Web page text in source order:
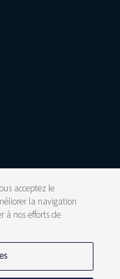
acceptez le
la navigation
à nos efforts de